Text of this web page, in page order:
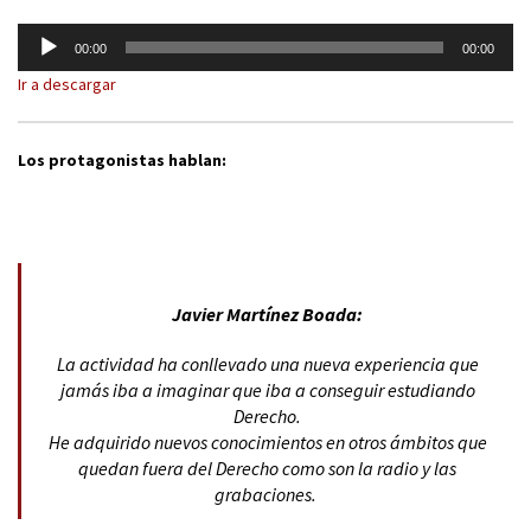
Reproductor
audio
00:00 00:00
Ir a descargar
Los protagonistas hablan:
Javier Martínez Boada:
La actividad ha conllevado una nueva experiencia que
jamás iba a imaginar que iba a conseguir estudiando
Derecho.
He adquirido nuevos conocimientos en otros ámbitos que
quedan fuera del Derecho como son la radio y las
grabaciones.